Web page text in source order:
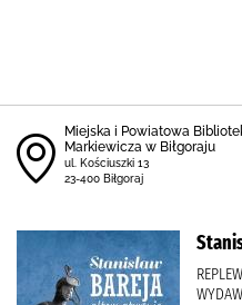
Miejska i Powiatowa
Markiewicza w Biłgoraju
ul. Kościuszki 13
23-400 Biłgoraj